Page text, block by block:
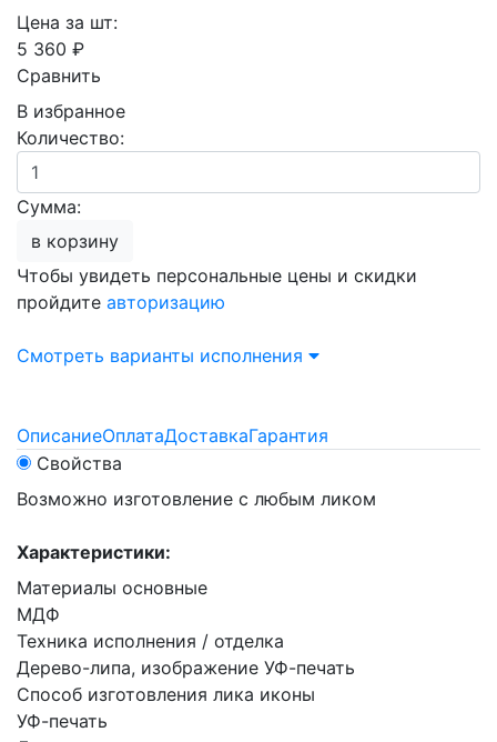
Цена за шт:
5 360 ₽
Сравнить
В избранное
Количество:
Сумма:
в корзину
Чтобы увидеть персональные цены и скидки
пройдите авторизацию
Смотреть варианты исполнения
ОписаниеОплатаДоставкаГарантия
Свойства
Возможно изготовление с любым ликом
Характеристики:
Материалы основные
МДФ
Техника исполнения / отделка
Дерево-липа, изображение УФ-печать
Способ изготовления лика иконы
УФ-печать